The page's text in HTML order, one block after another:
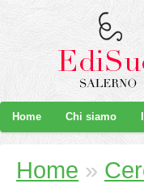
Home Chi siamo
Home »